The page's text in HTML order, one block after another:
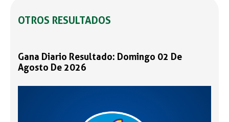
OTROS RESULTADOS
Gana Diario Resultado: Domingo 02 De
Agosto De 2026